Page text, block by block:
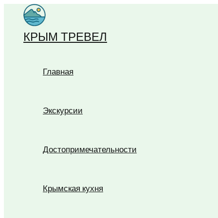
Перейти
содержимому
КРЫМ ТРЕВЕЛ
Главная
Экскурсии
Достопримечательности
Крымская кухня